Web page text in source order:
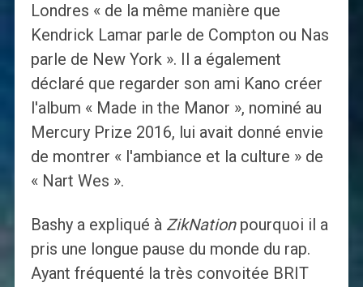
Londres « de la même manière que
Kendrick Lamar parle de Compton ou Nas
parle de New York ». Il a également
déclaré que regarder son ami Kano créer
l'album « Made in the Manor », nominé au
Mercury Prize 2016, lui avait donné envie
de montrer « l'ambiance et la culture » de
« Nart Wes ».
Bashy a expliqué à ZikNation pourquoi il a
pris une longue pause du monde du rap.
Ayant fréquenté la très convoitée BRIT